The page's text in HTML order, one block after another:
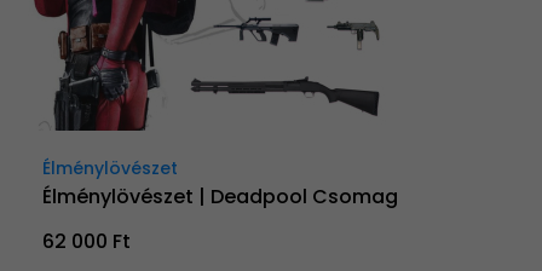
Élménylövészet
Élménylövészet | Deadpool Csomag
62 000 Ft